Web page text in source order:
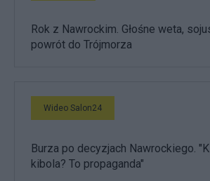
Rok z Nawrockim. Głośne weta,
powrót do Trójmorza
Wideo Salon24
Burza po decyzjach Nawrockiego.
kibola? To propaganda"